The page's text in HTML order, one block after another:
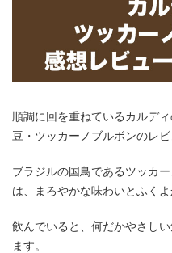
順調に回を重ねているカルデ
豆・ツッカーノブルボンのレ
ブラジルの国鳥であるツッカ
は、まろやかな味わいとふくよ
飲んでいると、何だかやさし
ます。